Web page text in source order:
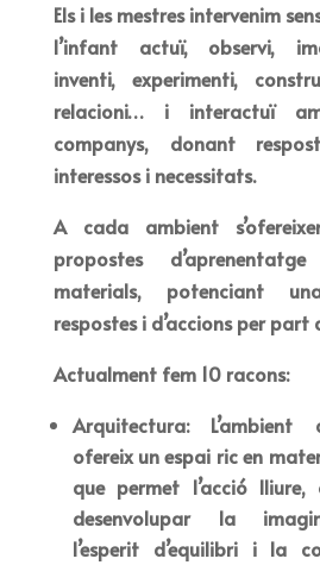
Els i les mestres intervenim
l’infant actuï, observi,
inventi, experimenti,
relacioni… i interactuï
companys, donant
interessos i necessitats.
A cada ambient
propostes
materials, potenciant
respostes i d’accions per part
Actualment fem 10 racons:
Arquitectura: L’ambient
ofereix un espai ric en
que permet l’acció lliure,
desenvolupar la
l’esperit d’equilibri i la